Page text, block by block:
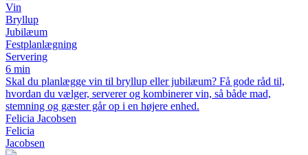
Vin
Bryllup
Jubilæum
Festplanlægning
Servering
6 min
Skal du planlægge vin til bryllup eller jubilæum? Få gode råd til,
hvordan du vælger, serverer og kombinerer vin, så både mad,
stemning og gæster går op i en højere enhed.
Felicia Jacobsen
Felicia
Jacobsen